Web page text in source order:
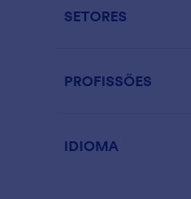
SETORES
PROFISSÕES
IDIOMA